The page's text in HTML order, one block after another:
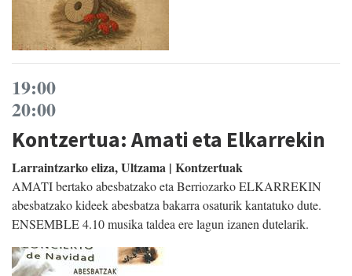
19:00
20:00
Kontzertua: Amati eta Elkarrekin
Larraintzarko eliza, Ultzama | Kontzertuak
AMATI bertako abesbatzako eta Berriozarko ELKARREKIN
abesbatzako kideek abesbatza bakarra osaturik kantatuko dute.
ENSEMBLE 4.10 musika taldea ere lagun izanen dutelarik.